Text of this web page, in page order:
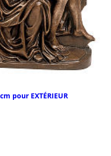
pour EXTÉRIEUR